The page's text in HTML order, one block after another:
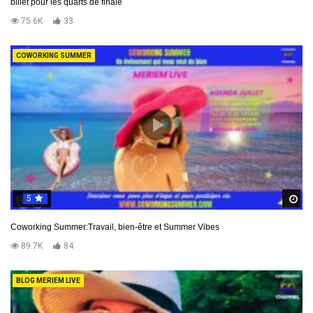
75.6K
33
COWORKING SUMMER
5
Coworking Summer:Travail, bien-être et Summer Vibes
89.7K
84
BLOG MERIEM LIVE